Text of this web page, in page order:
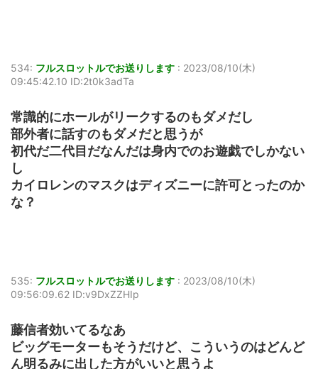
534: フルスロットルでお送りします : 2023/08/10(木)
09:45:42.10 ID:2t0k3adTa
常識的にホールがリークするのもダメだし
部外者に話すのもダメだと思うが
初代だ二代目だなんだは身内でのお遊戯でしかない
し
カイロレンのマスクはディズニーに許可とったのか
な？
535: フルスロットルでお送りします : 2023/08/10(木)
09:56:09.62 ID:v9DxZZHIp
藤信者効いてるなあ
ビッグモーターもそうだけど、こういうのはどんど
ん明るみに出した方がいいと思うよ